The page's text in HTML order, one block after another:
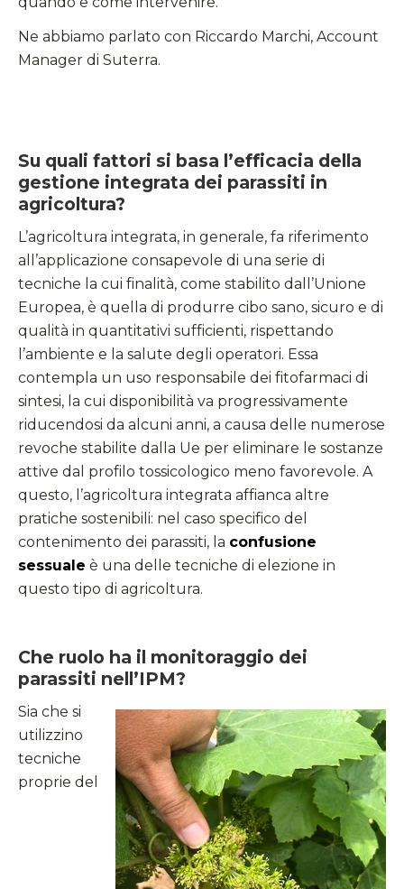
Ne abbiamo parlato con Riccardo Marchi, Account
Manager di Suterra.
Su quali fattori si basa l’efficacia della
gestione integrata dei parassiti in
agricoltura?
L’agricoltura integrata, in generale, fa riferimento
all’applicazione consapevole di una serie di
tecniche la cui finalità, come stabilito dall’Unione
Europea, è quella di produrre cibo sano, sicuro e di
qualità in quantitativi sufficienti, rispettando
l’ambiente e la salute degli operatori. Essa
contempla un uso responsabile dei fitofarmaci di
sintesi, la cui disponibilità va progressivamente
riducendosi da alcuni anni, a causa delle numerose
revoche stabilite dalla Ue per eliminare le sostanze
attive dal profilo tossicologico meno favorevole. A
questo, l’agricoltura integrata affianca altre
pratiche sostenibili: nel caso specifico del
contenimento dei parassiti, la confusione
sessuale è una delle tecniche di elezione in
questo tipo di agricoltura.
Che ruolo ha il monitoraggio dei
parassiti nell’IPM?
Sia che si
utilizzino
tecniche
proprie del